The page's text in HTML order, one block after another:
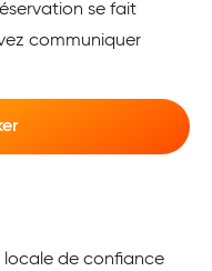
se fait
communiquer
de confiance